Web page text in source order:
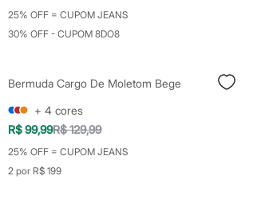
25% OFF = CUPOM JEANS
30% OFF - CUPOM 8DO8
Bermuda Cargo De Moletom Bege
+ 4 cores
R$ 99,99R$ 129,99
25% OFF = CUPOM JEANS
2 por R$ 199